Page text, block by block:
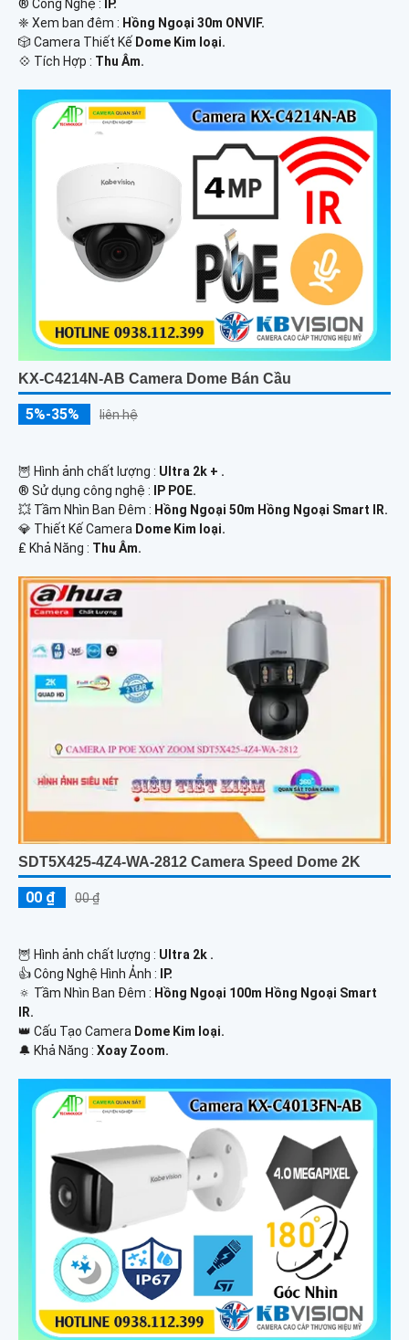
®️ Công Nghệ :
IP.
❈ Xem ban đêm : Hồng Ngoại 30m ONVIF.
🎲 Camera Thiết Kế Dome Kim loại.
️💠 Tích Hợp : Thu Âm.
KX-C4214N-AB Camera Dome Bán Cầu
5%-35% liên hệ
🦉 Hình ảnh chất lượng : Ultra 2k + .
®️ Sử dụng công nghệ : IP POE.
💥 Tầm Nhìn Ban Đêm : Hồng Ngoại 50m Hồng Ngoại Smart IR.
💎 Thiết Kế Camera Dome Kim loại.
️₤ Khả Năng : Thu Âm.
SDT5X425-4Z4-WA-2812 Camera Speed Dome 2K
00 ₫ 00 ₫
🦉 Hình ảnh chất lượng : Ultra 2k .
👍 Công Nghệ Hình Ảnh :
IP.
🔅 Tầm Nhìn Ban Đêm : Hồng Ngoại 100m Hồng Ngoại Smart
IR.
👑 Cấu Tạo Camera Dome Kim loại.
️🔔 Khả Năng : Xoay Zoom.